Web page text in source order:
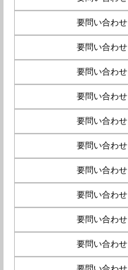
要問い合わせ
要問い合わせ
要問い合わせ
要問い合わせ
要問い合わせ
要問い合わせ
要問い合わせ
要問い合わせ
要問い合わせ
要問い合わせ